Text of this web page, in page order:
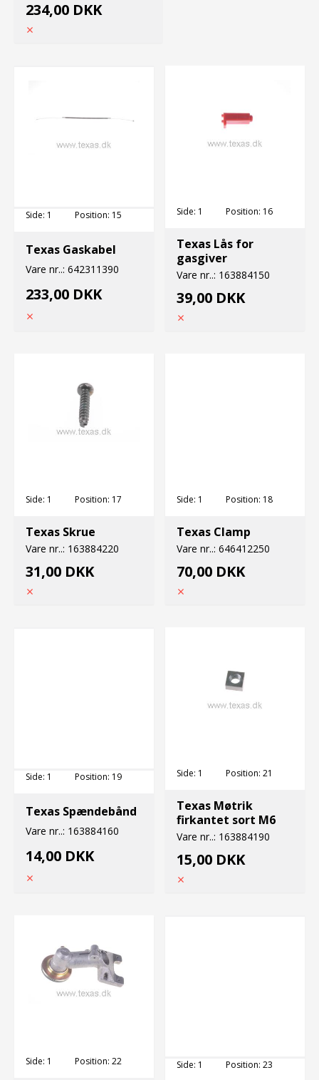
234,00 DKK
Side: 1 Position: 15
Texas Gaskabel
Vare nr..: 642311390
233,00 DKK
Side: 1 Position: 16
Texas Lås for
gasgiver
Vare nr..: 163884150
39,00 DKK
Side: 1 Position: 17
Texas Skrue
Vare nr..: 163884220
31,00 DKK
Side: 1 Position: 18
Texas Clamp
Vare nr..: 646412250
70,00 DKK
Side: 1 Position: 19
Texas Spændebånd
Vare nr..: 163884160
14,00 DKK
Side: 1 Position: 21
Texas Møtrik
firkantet sort M6
Vare nr..: 163884190
15,00 DKK
Side: 1 Position: 22 Side: 1 Position: 23